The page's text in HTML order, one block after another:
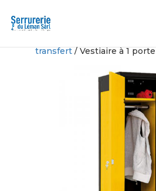
transfert/ Vestiaire à 1 porte